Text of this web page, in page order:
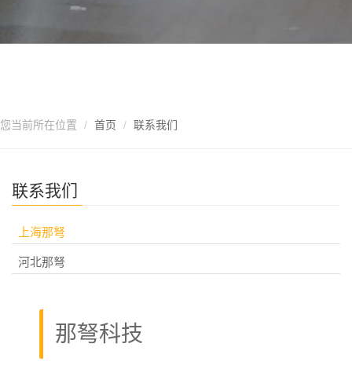
您当前所在位置 首页 联系我们
联系我们
上海那弩
河北那弩
那弩科技